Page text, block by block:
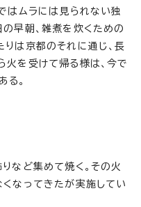
はムラには見られない独
早朝、雑煮を炊くための
は京都のそれに通じ、長
を受けて帰る様は、今で
る。
など集めて焼く。その火
なってきたが実施してい